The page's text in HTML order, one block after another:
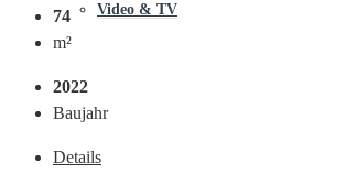
Video & TV
74
m²
2022
Baujahr
Details